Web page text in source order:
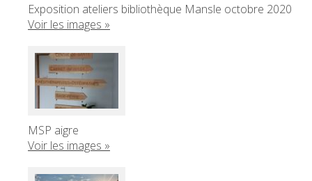
Exposition ateliers bibliothèque Mansle octobre 2020
Voir les images »
MSP aigre
Voir les images »